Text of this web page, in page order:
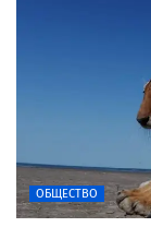
ОБЩЕСТВО